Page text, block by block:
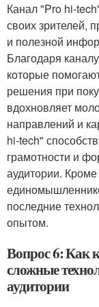
Канал "Pro hi-
своих зрителей,
и полезной
Благодаря
которые
решения при
вдохновляет
направлений и
hi-tech"
грамотности и
аудитории.
последние
опытом.
Вопрос 6: Как
сложные
аудитории